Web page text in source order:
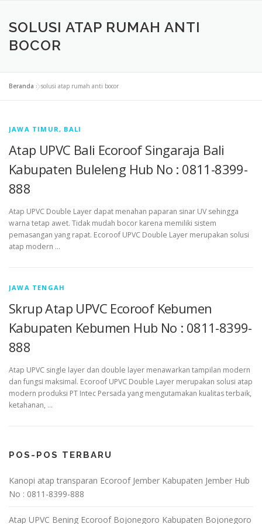
SOLUSI ATAP RUMAH ANTI
BOCOR
Beranda »solusi atap rumah anti bocor
JAWA TIMUR, BALI
Atap UPVC Bali Ecoroof Singaraja Bali
Kabupaten Buleleng Hub No : 0811-8399-
888
Atap UPVC Double Layer dapat menahan paparan sinar UV sehingga
warna tetap awet. Tidak mudah bocor karena memiliki sistem
pemasangan yang rapat. Ecoroof UPVC Double Layer merupakan solusi
atap modern …
JAWA TENGAH
Skrup Atap UPVC Ecoroof Kebumen
Kabupaten Kebumen Hub No : 0811-8399-
888
Atap UPVC single layer dan double layer menawarkan tampilan modern
dan fungsi maksimal. Ecoroof UPVC Double Layer merupakan solusi atap
modern produksi PT Intec Persada yang mengutamakan kualitas terbaik,
ketahanan, …
POS-POS TERBARU
Kanopi atap transparan Ecoroof Jember Kabupaten Jember Hub
No : 0811-8399-888
Atap UPVC Bening Ecoroof Bojonegoro Kabupaten Bojonegoro